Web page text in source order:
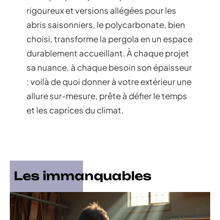
rigoureux et versions allégées pour les
abris saisonniers, le polycarbonate, bien
choisi, transforme la pergola en un espace
durablement accueillant. À chaque projet
sa nuance, à chaque besoin son épaisseur
: voilà de quoi donner à votre extérieur une
allure sur-mesure, prête à défier le temps
et les caprices du climat.
Les immanquables